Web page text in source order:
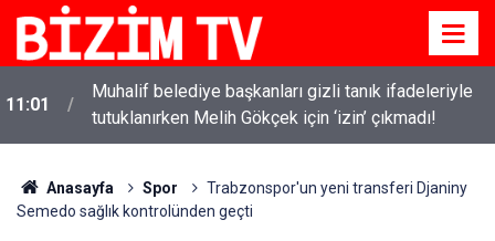
11:01
Muhalif belediye başkanları gizli tanık ifadeleriyle
tutuklanırken Melih Gökçek için ‘izin’ çıkmadı!
Anasayfa Spor
Trabzonspor'un yeni transferi Djaniny
Semedo sağlık kontrolünden geçti